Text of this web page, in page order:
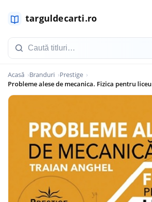
Acasă Branduri
Prestige
Probleme alese de mecanica. Fizica pentru liceu